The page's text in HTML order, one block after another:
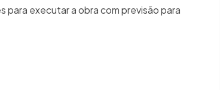
para executar a obra com previsão para